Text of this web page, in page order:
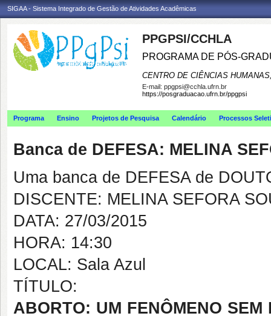
SIGAA - Sistema Integrado de Gestão de Atividades Acadêmicas
PPGPSI/CCHLA
PROGRAMA DE PÓS-
CENTRO DE CIÊNCIAS
E-mail: ppgpsi@cchla.ufrn.br
https://posgraduacao.ufrn.br/ppgpsi
Programa Ensino Projetos de Pesquisa Calendário Processos
Banca de DEFESA: MELINA
Uma banca de DEFESA de
DISCENTE: MELINA SEFORA
DATA: 27/03/2015
HORA: 14:30
LOCAL: Sala Azul
TÍTULO:
ABORTO: UM FENÔMENO